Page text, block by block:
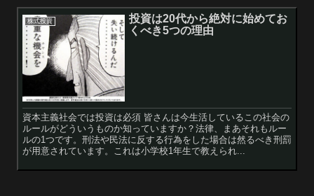
株式投資
投資は20代から絶対に始めてお
くべき5つの理由
資本主義社会では投資は必須 皆さんは今生活しているこの社会の
ルールがどういうものか知っていますか？法律、まあそれもルー
ルの1つです。刑法や民法に反する行為をした場合は然るべき刑罰
が用意されています。これは小学校1年生で教えられ...